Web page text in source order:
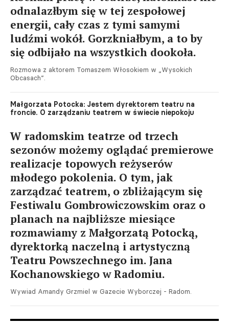
odnalazłbym się w tej zespołowej
energii, cały czas z tymi samymi
ludźmi wokół. Gorzkniałbym, a to by
się odbijało na wszystkich dookoła.
Rozmowa z aktorem Tomaszem Włosokiem w „Wysokich
Obcasach”.
Małgorzata Potocka: Jestem dyrektorem teatru na
froncie. O zarządzaniu teatrem w świecie niepokoju
W radomskim teatrze od trzech
sezonów możemy oglądać premierowe
realizacje topowych reżyserów
młodego pokolenia. O tym, jak
zarządzać teatrem, o zbliżającym się
Festiwalu Gombrowiczowskim oraz o
planach na najbliższe miesiące
rozmawiamy z Małgorzatą Potocką,
dyrektorką naczelną i artystyczną
Teatru Powszechnego im. Jana
Kochanowskiego w Radomiu.
Wywiad Amandy Grzmiel w Gazecie Wyborczej - Radom.